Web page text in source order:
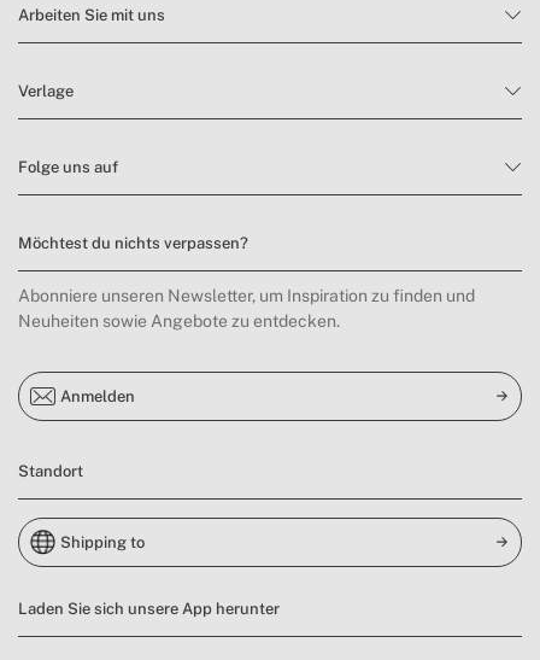
Arbeiten Sie mit uns
Verlage
Folge uns auf
Möchtest du nichts verpassen?
Abonniere unseren Newsletter, um Inspiration zu finden und
Neuheiten sowie Angebote zu entdecken.
Anmelden
Standort
Shipping to
Laden Sie sich unsere App herunter